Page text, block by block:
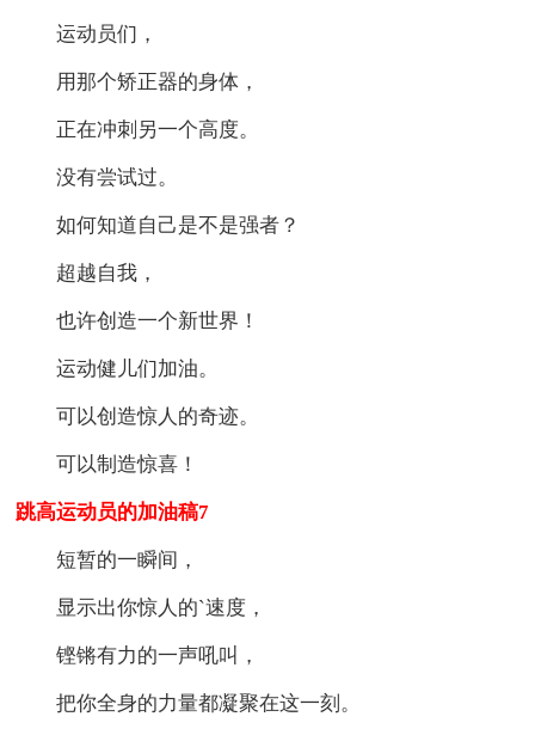
运动员们，
用那个矫正器的身体，
正在冲刺另一个高度。
没有尝试过。
如何知道自己是不是强者？
超越自我，
也许创造一个新世界！
运动健儿们加油。
可以创造惊人的奇迹。
可以制造惊喜！
跳高运动员的加油稿7
短暂的一瞬间，
显示出你惊人的`速度，
铿锵有力的一声吼叫，
把你全身的力量都凝聚在这一刻。